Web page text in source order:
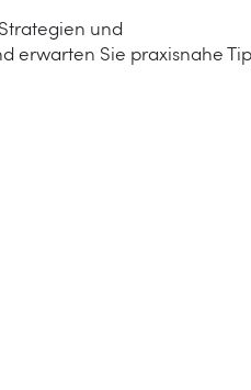
und
erwarten Sie praxisnahe